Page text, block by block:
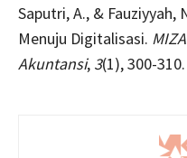
Saputri, A., & Fauziyyah,
Menuju Digitalisasi.
Akuntansi, 3(1), 300-310.